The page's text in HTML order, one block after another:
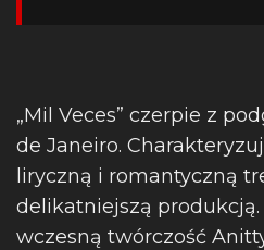
„Mil Veces” czerpie z
de Janeiro.
liryczną i romantyczną
delikatniejszą
wczesną twórczość